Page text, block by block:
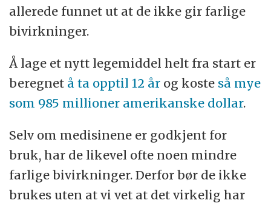
allerede funnet ut at de ikke gir farlige
bivirkninger.
Å lage et nytt legemiddel helt fra start er
beregnet å ta opptil 12 år og koste så mye
som 985 millioner amerikanske dollar.
Selv om medisinene er godkjent for
bruk, har de likevel ofte noen mindre
farlige bivirkninger. Derfor bør de ikke
brukes uten at vi vet at det virkelig har